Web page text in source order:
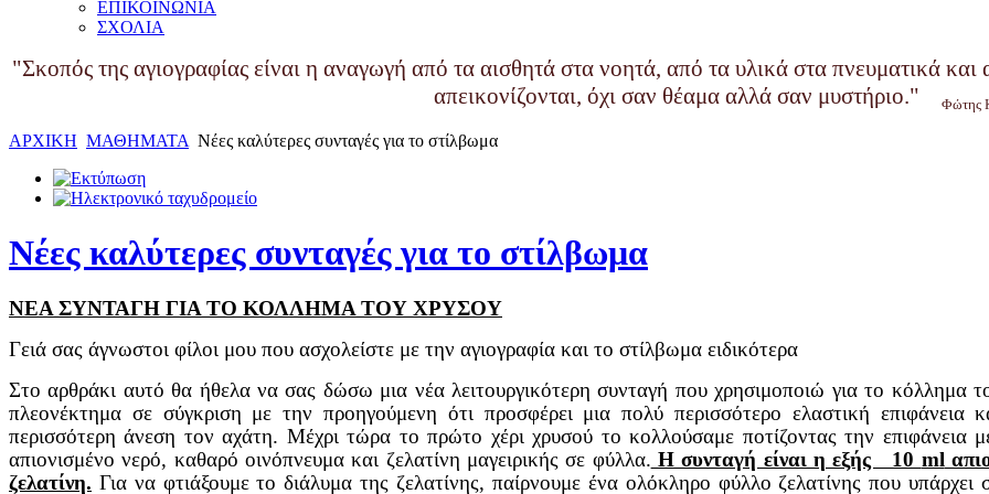
ΕΠΙΚΟΙΝΩΝΙΑ
ΣΧΟΛΙΑ
"Σκοπός της αγιογραφίας είναι η αναγωγή από τα αισθητά στα νοητά, από τα υλικά στα πνευματικά
απεικονίζονται, όχι σαν θέαμα αλλά σαν μυστήριο."
Φώτης
ΑΡΧΙΚΗ ΜΑΘΗΜΑΤΑ Νέες καλύτερες συνταγές για το στίλβωμα
Νέες καλύτερες συνταγές για το στίλβωμα
ΝΕΑ ΣΥΝΤΑΓΗ ΓΙΑ ΤΟ ΚΟΛΛΗΜΑ ΤΟΥ ΧΡΥΣΟΥ
Γειά σας άγνωστοι φίλοι μου που ασχολείστε με την αγιογραφία και το στίλβωμα ειδικότερα
Στο αρθράκι αυτό θα ήθελα να σας δώσω μια νέα λειτουργικότερη συνταγή που χρησιμοποιώ για το κόλλημα
πλεονέκτημα σε σύγκριση με την προηγούμενη ότι προσφέρει μια πολύ περισσότερο ελαστική
περισσότερη άνεση τον αχάτη. Μέχρι τώρα το πρώτο χέρι χρυσού το κολλούσαμε ποτίζοντας την επιφάνεια
απιονισμένο νερό, καθαρό οινόπνευμα και ζελατίνη μαγειρικής σε φύλλα. Η συνταγή είναι η εξής 10 ml
ζελατίνη. Για να φτιάξουμε το διάλυμα της ζελατίνης, παίρνουμε ένα ολόκληρο φύλλο ζελατίνης που υπάρχει